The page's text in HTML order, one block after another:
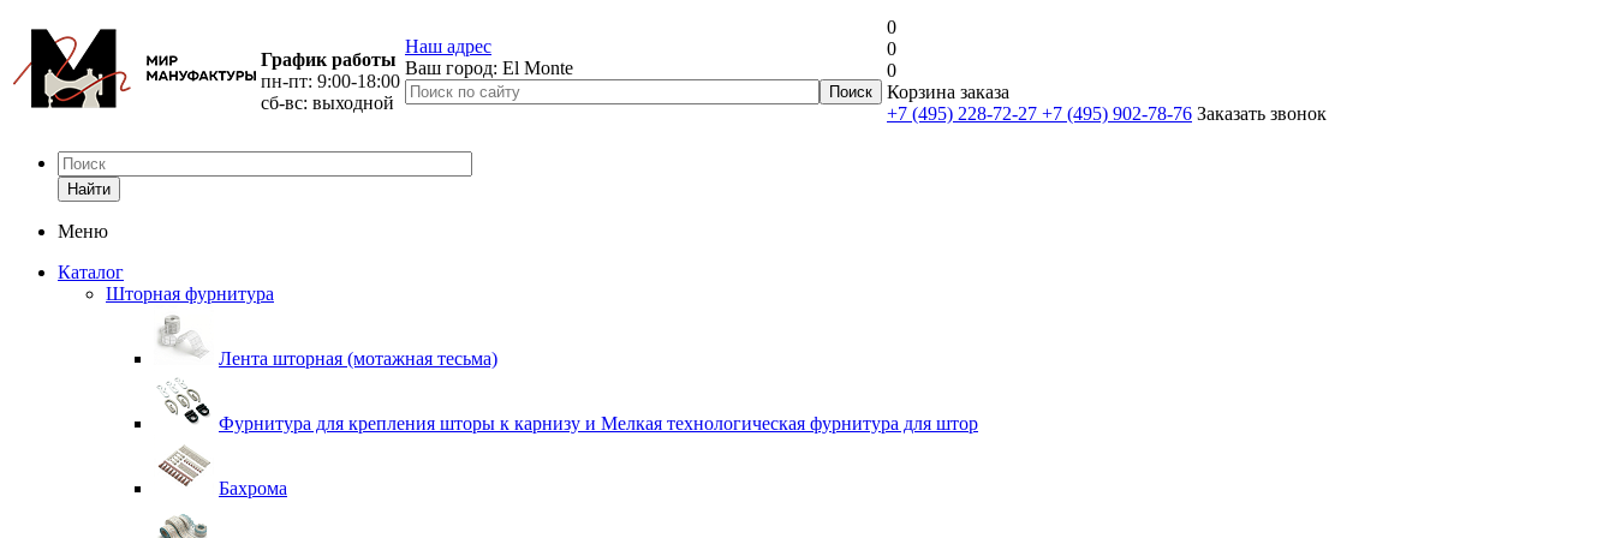
График работы
пн-пт: 9:00-18:00
сб-вс: выходной
Наш адрес
Ваш город: El Monte
0
0
0
Корзина заказа
+7 (495) 228-72-27 +7 (495) 902-78-76 Заказать звонок
Найти
Меню
Каталог
Шторная фурнитура
Лента шторная (мотажная тесьма)
Фурнитура для крепления шторы к карнизу и Мелкая технологическая фурнитура для штор
Бахрома